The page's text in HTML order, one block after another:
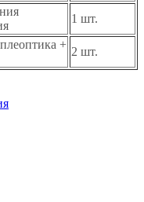
1 шт.
+
2 шт.